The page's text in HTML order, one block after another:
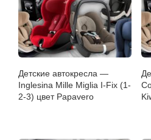
Детские автокресла —
Inglesina Mille Miglia I-Fix (1-
2-3) цвет Papavero